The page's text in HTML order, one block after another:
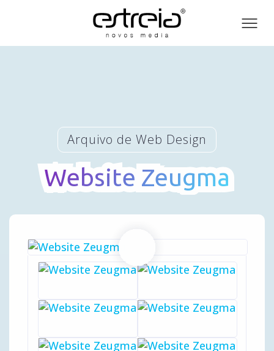
Arquivo de Web Design
Website Zeugma
Website Zeugma